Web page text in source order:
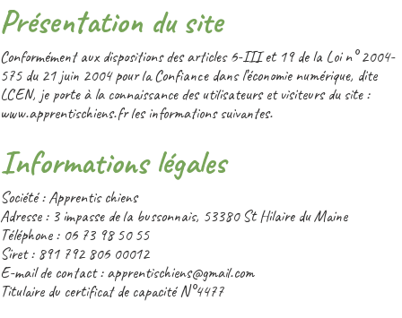
Présentation du site
Conformément aux dispositions des articles 6-III et 19 de la Loi n° 2004-
575 du 21 juin 2004 pour la Confiance dans l’économie numérique, dite
LCEN, je porte à la connaissance des utilisateurs et visiteurs du site :
www.apprentischiens.fr les informations suivantes.
Informations légales
Société : Apprentis chiens
Adresse : 3 impasse de la bussonnais, 53380 St Hilaire du Maine
Téléphone : 06 73 98 50 55
Siret : 891 792 806 00012
E-mail de contact : apprentischiens@gmail.com
Titulaire du certificat de capacité N°4477